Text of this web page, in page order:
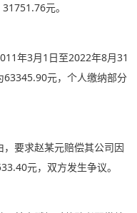
元。
年3月1日至2022年8月31
63345.90元，个人缴纳部分
要求赵某元赔偿其公司因
元，双方发生争议。